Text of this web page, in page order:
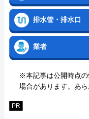
排水管・排水口
業者
※本記事は公開時点
場合があります。あ
PR